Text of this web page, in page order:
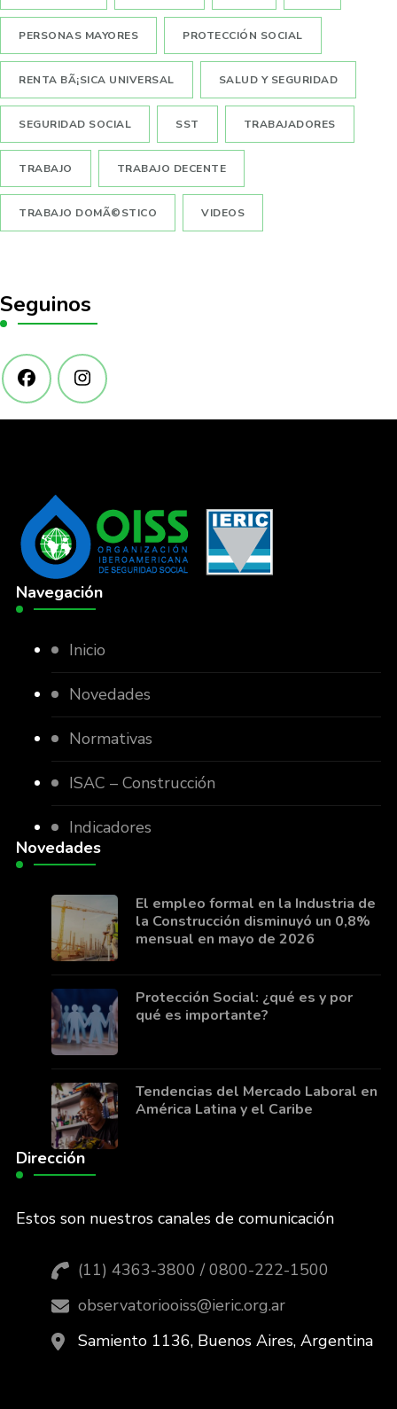
PERSONAS MAYORES PROTECCIÓN SOCIAL
RENTA BÃ¡SICA UNIVERSAL SALUD Y SEGURIDAD
SEGURIDAD SOCIAL SST TRABAJADORES
TRABAJO TRABAJO DECENTE
TRABAJO DOMÃ©STICO VIDEOS
Seguinos
Navegación
Inicio
Novedades
Normativas
ISAC – Construcción
Indicadores
Novedades
El empleo formal en la Industria de
la Construcción disminuyó un 0,8%
mensual en mayo de 2026
Protección Social: ¿qué es y por
qué es importante?
Tendencias del Mercado Laboral en
América Latina y el Caribe
Dirección
Estos son nuestros canales de comunicación
(11) 4363-3800 / 0800-222-1500
observatoriooiss@ieric.org.ar
Samiento 1136, Buenos Aires, Argentina